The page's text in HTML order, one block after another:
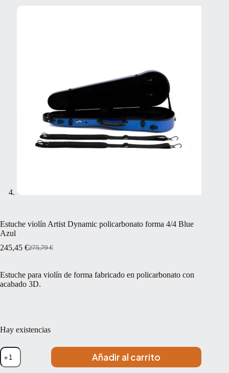
Estuche violín Artist Dynamic policarbonato forma 4/4 Blue
Azul
275,79€
El
original
era:
275,79 €.
245,45 €El
es:
245,45 €.
Estuche para violín de forma fabricado en policarbonato con
acabado 3D.
Hay existencias
Estuche
violín
Artist
Añadir al carrito